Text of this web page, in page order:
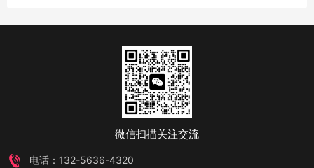
微信扫描关注交流
电话：132-5636-4320